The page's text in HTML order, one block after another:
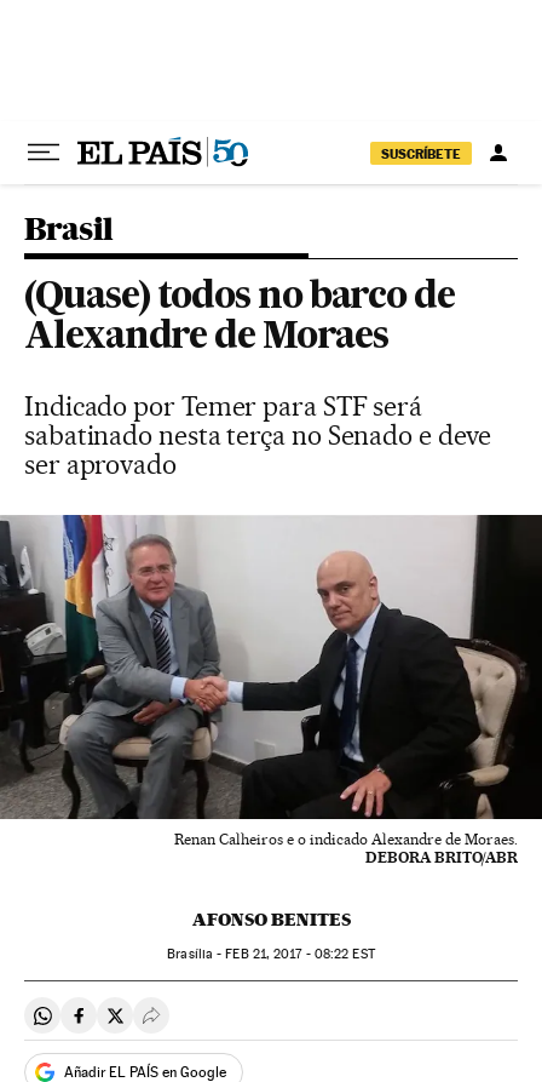
SUSCRÍBETE
Brasil
(Quase) todos no barco de
Alexandre de Moraes
Indicado por Temer para STF será
sabatinado nesta terça no Senado e deve
ser aprovado
Renan Calheiros e o indicado Alexandre de Moraes.
DEBORA BRITO/ABR
AFONSO BENITES
Brasília - FEB21, 2017 - 08:22 EST
Compartir en Whatsapp
Compartir en Facebook
Compartir en Twitter
Desplegar Redes Sociales
Añadir EL PAÍS en Google